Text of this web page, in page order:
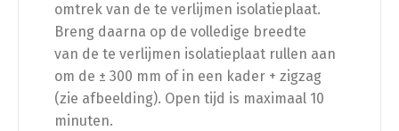
omtrek van de te verlijmen isolatieplaat.
Breng daarna op de volledige breedte
van de te verlijmen isolatieplaat rullen aan
om de ± 300 mm of in een kader + zigzag
(zie afbeelding). Open tijd is maximaal 10
minuten.